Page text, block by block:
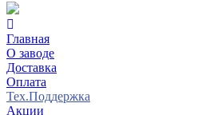
Главная
О заводе
Доставка
Оплата
Тех.Поддержка
Акции